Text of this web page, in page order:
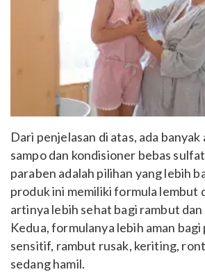
Dari penjelasan di atas, ada banyak
sampo dan kondisioner bebas
paraben adalah pilihan yang lebih
produk ini memiliki formula lembut
artinya lebih sehat bagi rambut
Kedua, formulanya lebih aman
sensitif, rambut rusak, keriting,
sedang hamil.